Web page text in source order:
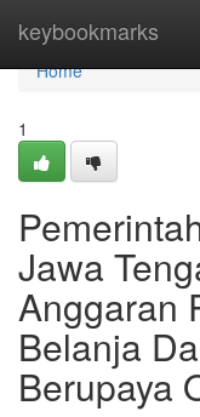
keybookmarks
Home
Home
1
Jawa
Anggaran
Belanja
Berupaya